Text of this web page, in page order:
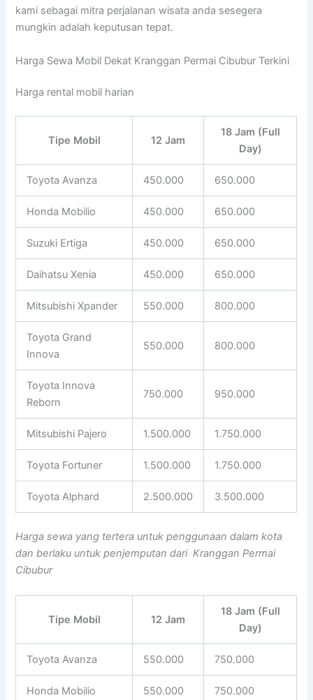
kami sebagai mitra perjalanan wisata anda sesegera
mungkin adalah keputusan tepat.
Harga Sewa Mobil Dekat Kranggan Permai Cibubur Terkini
Harga rental mobil harian
Tipe Mobil 12 Jam
18 Jam (Full
Day)
Toyota Avanza 450.000 650.000
Honda Mobilio 450.000 650.000
Suzuki Ertiga 450.000 650.000
Daihatsu Xenia 450.000 650.000
Mitsubishi Xpander 550.000 800.000
Toyota Grand
Innova
550.000 800.000
Toyota Innova
Reborn
750.000 950.000
Mitsubishi Pajero 1.500.000 1.750.000
Toyota Fortuner 1.500.000 1.750.000
Toyota Alphard 2.500.000 3.500.000
Harga sewa yang tertera untuk penggunaan dalam kota
dan berlaku untuk penjemputan dari Kranggan Permai
Cibubur
Tipe Mobil 12 Jam
18 Jam (Full
Day)
Toyota Avanza 550.000 750.000
Honda Mobilio 550.000 750.000